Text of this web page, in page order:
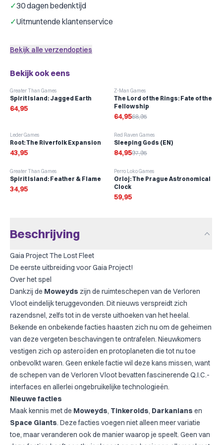
✓30 dagen bedenktijd
✓Uitmuntende klantenservice
Bekijk alle verzendopties
Bekijk ook eens
Greater Than Games
Spirit Island: Jagged Earth
64,95
-6%
Z-Man Games
The Lord of the Rings: Fate of the
Fellowship
64,9568,95
Leder Games
Root: The Riverfolk Expansion
43,95
-13%
Red Raven Games
Sleeping Gods (EN)
84,9597,95
Greater Than Games
Spirit Island: Feather & Flame
34,95
Perro Loko Games
Orloj: The Prague Astronomical
Clock
59,95
Beschrijving
Gaia Project The Lost Fleet
De eerste uitbreiding voorGaia Project!
Over het spel
Dankzij de Moweyds zijn de ruimteschepen van de Verloren
Vloot eindelijk teruggevonden. Dit nieuws verspreidt zich
razendsnel, zelfs tot in de verste uithoeken van het heelal.
Bekende en onbekende facties haasten zich nu om de geheimen
van deze vergeten beschavingen te ontrafelen. Nieuwkomers
vestigen zich op asteroïden en protoplaneten die tot nu toe
onbevolkt waren. Geen enkele factie wil deze kans missen, want
de schepen van de Verloren Vloot bevatten fascinerende Q.I.C.-
interfaces en allerlei ongebruikelijke technologieën.
Nieuwe facties
Maak kennis met de Moweyds, Tinkeroids, Darkanians en
Space Giants. Deze facties voegen niet alleen meer variatie
toe, maar veranderen ook de manier waarop je speelt. Geen van